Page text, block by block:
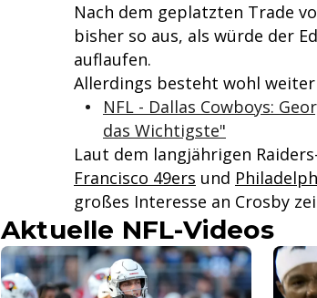
Nach dem geplatzten Trade
bisher so aus, als würde der
auflaufen.
Allerdings besteht wohl
NFL - Dallas Cowboys:
das Wichtigste"
Laut dem langjährigen
Francisco 49ers und
großes Interesse an Crosby
Aktuelle NFL-Videos